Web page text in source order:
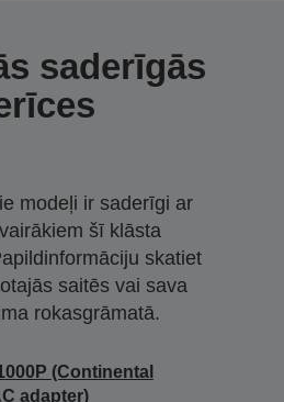
saderīgās
modeļi ir saderīgi ar
šī klāsta
skatiet
saitēs vai sava
rokasgrāmatā.
(Continental
adapter)